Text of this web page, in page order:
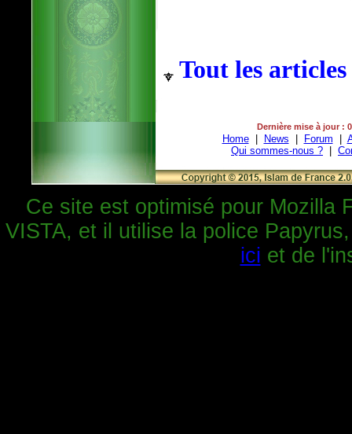
Tout les articles
Dernière mise à jour :
Home| News Forum
Qui sommes-nous ?
Ce site est optimisé pour Mozilla
VISTA, et il utilise la police
ici et de